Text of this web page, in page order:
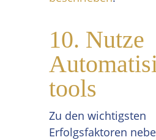
10. Nutze
tools
Zu den wichtigsten
Erfolgsfaktoren